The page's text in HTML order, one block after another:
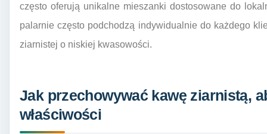
często oferują unikalne mieszanki dostosowane do
palarnie często podchodzą indywidualnie do każdego
ziarnistej o niskiej kwasowości.
Jak przechowywać kawę ziarnistą,
właściwości